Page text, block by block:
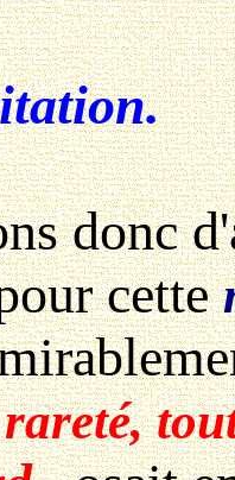
donc
cette